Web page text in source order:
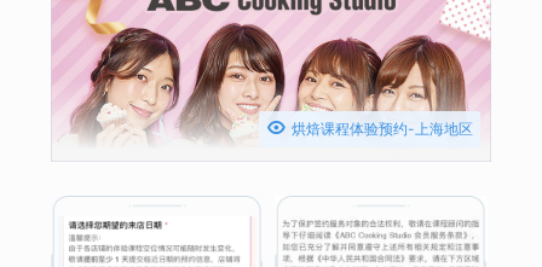
 烘焙课程体验预约-上海地区